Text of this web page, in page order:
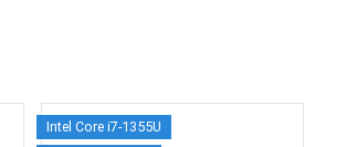
Intel Core i7-1355U